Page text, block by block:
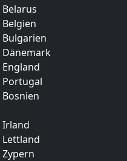
Portugal
Irland